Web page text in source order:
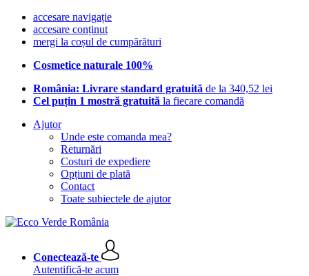
accesare navigație
accesare conținut
mergi la coșul de cumpărături
Cosmetice naturale 100%
România: Livrare standard gratuită de la 340,52 lei
Cel puțin 1 mostră gratuită la fiecare comandă
Ajutor
Unde este comanda mea?
Returnări
Costuri de expediere
Opțiuni de plată
Contact
Toate subiectele de ajutor
Conectează-te
Autentifică-te acum